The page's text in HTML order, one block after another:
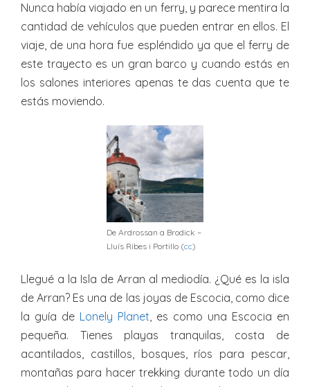
Nunca había viajado en un ferry, y parece mentira la
cantidad de vehículos que pueden entrar en ellos. El
viaje, de una hora fue espléndido ya que el ferry de
este trayecto es un gran barco y cuando estás en
los salones interiores apenas te das cuenta que te
estás moviendo.
De Ardrossan a Brodick –
Lluís Ribes i Portillo (cc)
Llegué a la Isla de Arran al mediodía. ¿Qué es la isla
de Arran? Es una de las joyas de Escocia, como dice
la guía de Lonely Planet , es como una Escocia en
pequeña. Tienes playas tranquilas, costa de
acantilados, castillos, bosques, ríos para pescar,
montañas para hacer trekking durante todo un día